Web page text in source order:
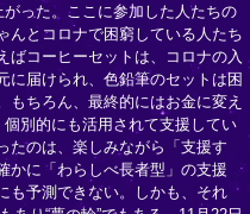
がった。ここに参加した人たちの
んとコロナで困窮している人たち
ばコーヒーセットは、コロナの入
に届けられ、色鉛筆のセットは困
ちろん、最終的にはお金に変え
個別的にも活用されて支援してい
たのは、楽しみながら「支援す
かに「わらしべ長者型」の支援
も予測できない。しかも、それ